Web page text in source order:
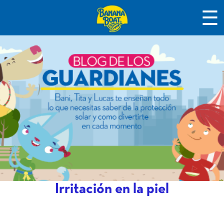
☰
Irritación en la piel